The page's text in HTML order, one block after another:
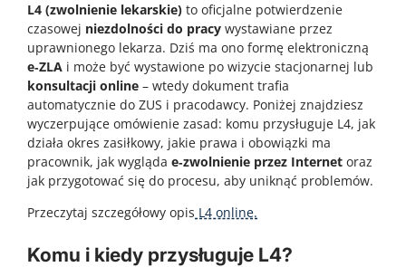
L4 (zwolnienie lekarskie) to oficjalne potwierdzenie
czasowej niezdolności do pracy wystawiane przez
uprawnionego lekarza. Dziś ma ono formę elektroniczną
e‑ZLA i może być wystawione po wizycie stacjonarnej lub
konsultacji online – wtedy dokument trafia
automatycznie do ZUS i pracodawcy. Poniżej znajdziesz
wyczerpujące omówienie zasad: komu przysługuje L4, jak
działa okres zasiłkowy, jakie prawa i obowiązki ma
pracownik, jak wygląda e‑zwolnienie przez Internet oraz
jak przygotować się do procesu, aby uniknąć problemów.
Przeczytaj szczegółowy opis L4 online.
Komu i kiedy przysługuje L4?